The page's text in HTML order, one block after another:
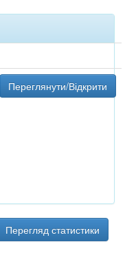
Переглянути/Відкрити
Перегляд статистики